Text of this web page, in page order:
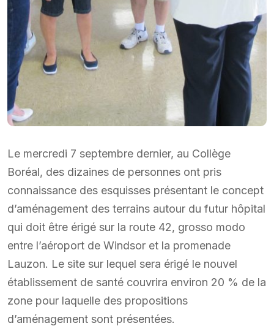
Le mercredi 7 septembre dernier, au Collège
Boréal, des dizaines de personnes ont pris
connaissance des esquisses présentant le concept
d’aménagement des terrains autour du futur hôpital
qui doit être érigé sur la route 42, grosso modo
entre l’aéroport de Windsor et la promenade
Lauzon. Le site sur lequel sera érigé le nouvel
établissement de santé couvrira environ 20 % de la
zone pour laquelle des propositions
d’aménagement sont présentées.